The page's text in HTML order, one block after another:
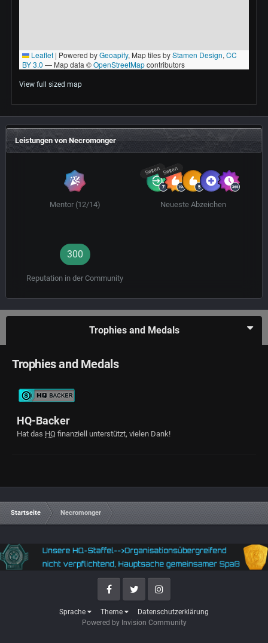
View full sized map
Leistungen von Necromonger
Mentor (12/14)
Selten Selten
Neueste Abzeichen
300
Reputation in der Community
Trophies and Medals
Trophies and Medals
HQ-Backer
Hat das HQ finanziell unterstützt, vielen Dank!
Startseite Necromonger
Sprache Theme Datenschutzerklärung
FacebookTwitter Instagram
Powered by Invision Community